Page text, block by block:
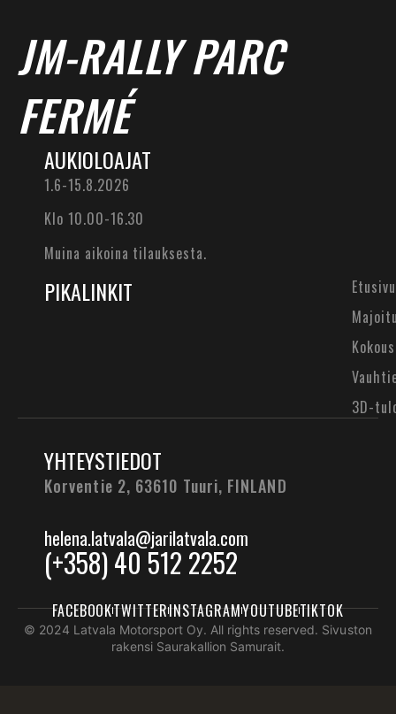
JM-RALLY PARC
FERMÉ
AUKIOLOAJAT
1.6-15.8.2026
Klo 10.00-16.30
Muina aikoina tilauksesta.
PIKALINKIT
Etusivu
3D-
YHTEYSTIEDOT
Korventie 2, 63610 Tuuri, FINLAND
helena.latvala@jarilatvala.com
(+358) 40 512 2252
© 2024 Latvala Motorsport Oy. All rights reserved. Sivuston
rakensi Saurakallion Samurait.
FACEBOOKTWITTERINSTAGRAMYOUTUBETIKTOK